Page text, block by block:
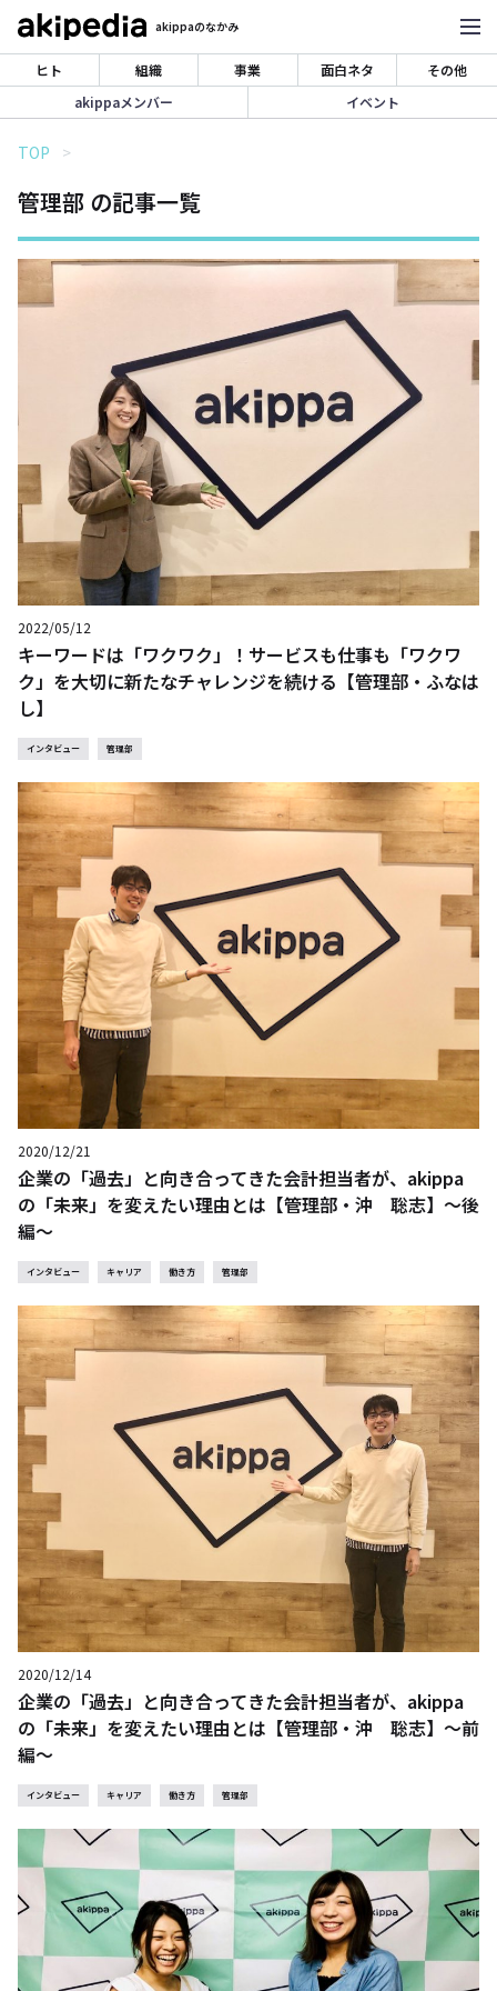
akippaのなかみ
ヒト 組織 事業 面白ネタ
その他
akippaメンバー
イベント
TOP
管理部 の記事一覧
2022/05/12
キーワードは「ワクワク」！サービスも仕事も「ワクワ
ク」を大切に新たなチャレンジを続ける【管理部・ふなは
し】
インタビュー 管理部
2020/12/21
企業の「過去」と向き合ってきた会計担当者が、akippa
の「未来」を変えたい理由とは【管理部・沖 聡志】～後
編～
インタビュー キャリア 働き方 管理部
2020/12/14
企業の「過去」と向き合ってきた会計担当者が、akippa
の「未来」を変えたい理由とは【管理部・沖 聡志】～前
編～
インタビュー キャリア 働き方 管理部